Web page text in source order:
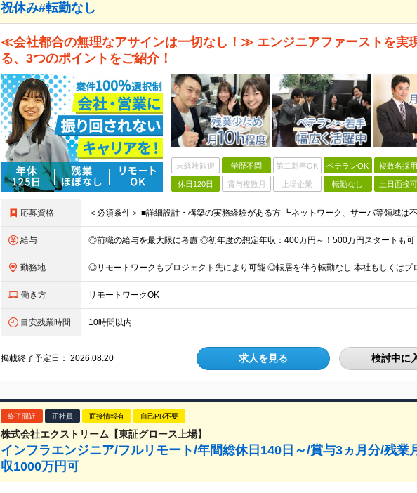
祝休み#転勤なし
≪会社都合の無理なアサインは一切なし！≫ エンジニアファーストを実
る、3つのポイントをご紹介！
未経験歓迎 学歴不問 第二新卒OK ベテランOK 複数名採用
休日120日 賞与複数月 上場企業 転勤なし 土日面接可
応募資格
給与
勤務地
働き方 リモートワークOK
目安残業時間 10時間以内
掲載終了予定日：2026.08.20 求人を見る 検討中に
終了間近 正社員 面接情報有 自己PR不要
株式会社エクストリーム【東証グロース上場】
インフラエンジニア/フルリモート/年間総休日140日～/賞与3ヵ月分/残業
収1000万円可